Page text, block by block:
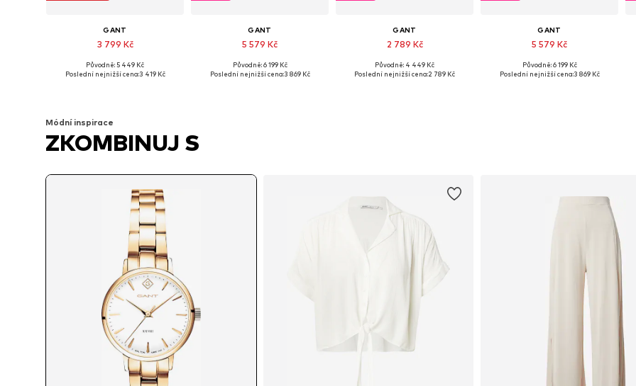
GANT
3 799 Kč
Dostupné velikosti: One Size
Původně: 5 449 Kč
Poslední nejnižší cena:3 419 Kč
GANT
5 579 Kč
Dostupné velikosti: One Size
Původně: 6 199 Kč
Poslední nejnižší cena:3 869 Kč
GANT
2 789 Kč
Dostupné velikosti: One Size
Původně: 4 449 Kč
Poslední nejnižší cena:2 789 Kč
GANT
5 579 Kč
Dostupné velikosti: One Size
Původně: 6 199 Kč
Poslední nejnižší cena:3 869 Kč
Módní inspirace
ZKOMBINUJ S